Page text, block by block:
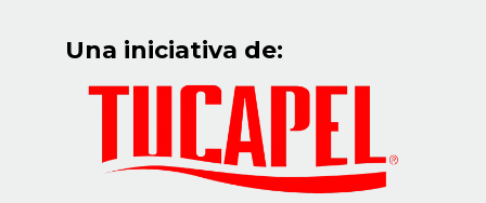
Una iniciativa de: